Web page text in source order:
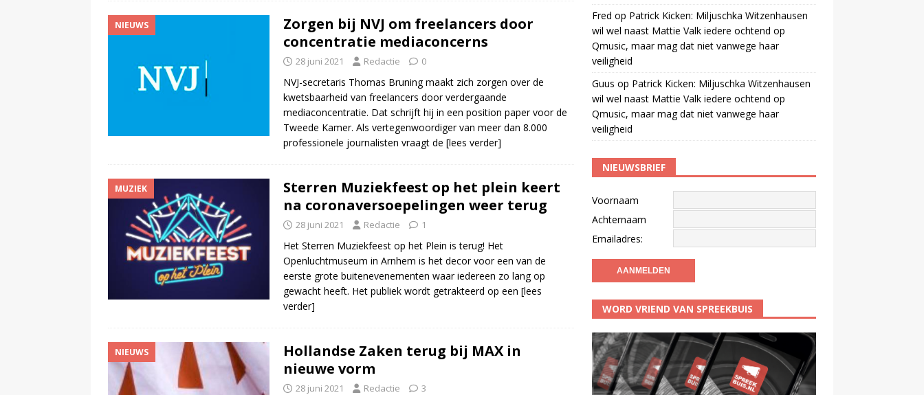
NIEUWS
Zorgen bij NVJ om freelancers door
concentratie mediaconcerns
28 juni 2021 Redactie 0
NVJ-secretaris Thomas Bruning maakt zich zorgen over de
kwetsbaarheid van freelancers door verdergaande
mediaconcentratie. Dat schrijft hij in een position paper voor de
Tweede Kamer. Als vertegenwoordiger van meer dan 8.000
professionele journalisten vraagt de [lees verder]
MUZIEK
Sterren Muziekfeest op het plein keert
na coronaversoepelingen weer terug
28 juni 2021 Redactie 1
Het Sterren Muziekfeest op het Plein is terug! Het
Openluchtmuseum in Arnhem is het decor voor een van de
eerste grote buitenevenementen waar iedereen zo lang op
gewacht heeft. Het publiek wordt getrakteerd op een [lees
verder]
NIEUWS
Hollandse Zaken terug bij MAX in
nieuwe vorm
28 juni 2021 Redactie 3
Fred op Patrick Kicken: Miljuschka Witzenhausen
wil wel naast Mattie Valk iedere ochtend op
Qmusic, maar mag dat niet vanwege haar
veiligheid
Guus op Patrick Kicken: Miljuschka Witzenhausen
wil wel naast Mattie Valk iedere ochtend op
Qmusic, maar mag dat niet vanwege haar
veiligheid
NIEUWSBRIEF
Voornaam
Achternaam
Emailadres:
WORD VRIEND VAN SPREEKBUIS